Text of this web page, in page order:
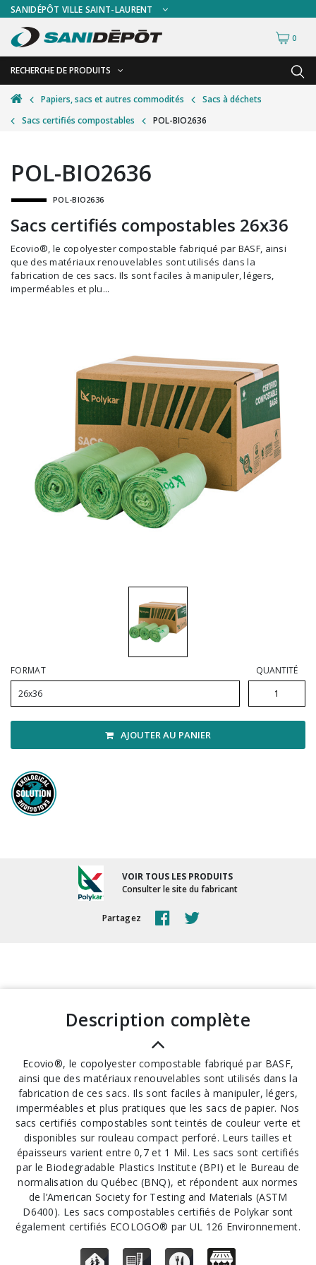
SANIDÉPÔT VILLE SAINT-LAURENT
0
RECHERCHE DE PRODUITS
RETOUR
Accessoires de sécurité
Accessoires pour le lavage de mur
Accessoires pour salles de bain
Alimentaire
Autres accessoires
Balais et porte-poussières
Chariots et manutention
Distributrices et supports
Grattoirs, moutons et racloirs pour vitres/planchers
Guenilles et éponges
Hygiène personnelle
Microfibres et linges divers
Vadrouilles, manches et cadres
RETOUR
Gants
Plexiglas
Signalisations
Test de diagnostic
Thermomètre
Vêtements de sécurité
Papiers, sacs et autres commodités
Sacs à déchets
Sacs certifiés compostables
POL-BIO2636
POL-BIO2636
POL-BIO2636
Sacs certifiés compostables 26x36
Ecovio®, le copolyester compostable fabriqué par BASF, ainsi
que des matériaux renouvelables sont utilisés dans la
fabrication de ces sacs. Ils sont faciles à manipuler, légers,
imperméables et plu...
FORMAT
26x36
QUANTITÉ
AJOUTER AU PANIER
VOIR TOUS LES PRODUITS
Consulter le site du fabricant
Partagez
description complète
Ecovio®, le copolyester compostable fabriqué par BASF,
ainsi que des matériaux renouvelables sont utilisés dans la
fabrication de ces sacs. Ils sont faciles à manipuler, légers,
imperméables et plus pratiques que les sacs de papier. Nos
sacs certifiés compostables sont teintés de couleur verte et
disponibles sur rouleau compact perforé. Leurs tailles et
épaisseurs varient entre 0,7 et 1 Mil. Les sacs sont certifiés
par le Biodegradable Plastics Institute (BPI) et le Bureau de
normalisation du Québec (BNQ), et répondent aux normes
de l’American Society for Testing and Materials (ASTM
D6400). Les sacs compostables certifiés de Polykar sont
également certifiés ECOLOGO® par UL 126 Environnement.